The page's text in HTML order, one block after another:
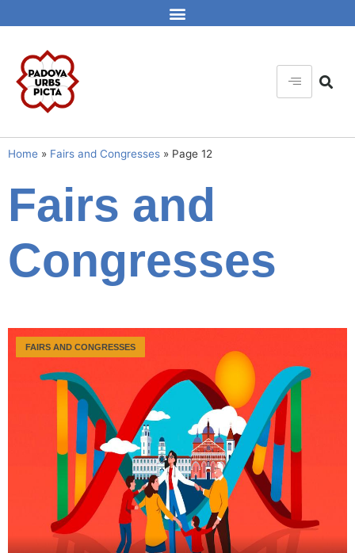
Home » Fairs and Congresses » Page 12
Fairs and
Congresses
FAIRS AND CONGRESSES